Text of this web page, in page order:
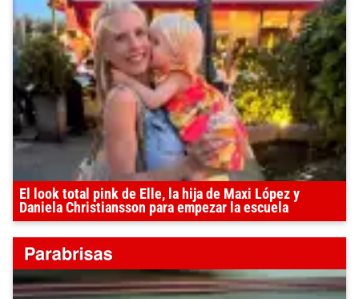
El look total pink de Elle, la hija de Maxi López y
Daniela Christiansson para empezar la escuela